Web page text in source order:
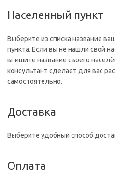
Населенный пункт
Выберите из списка название
пункта. Если вы не нашли свой
впишите название своего
консультант сделает для вас
самостоятельно.
Доставка
Выберите удобный способ
Оплата